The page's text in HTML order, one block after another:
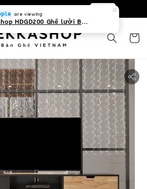
hệ với chúng tôi
are viewing
Tekkashop HDGD200 Ghế lười Beanbag form truyền thống, chất liệu Olefin canvas kháng nước, màu xanh biển, có thể sử dụng trong nhà và cả ngoài trời, có quai xách